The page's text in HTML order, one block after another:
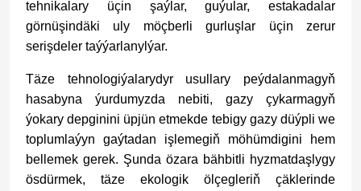
tehnikalary üçin şaýlar, guýular, estakadalar
görnüşindäki uly möçberli gurluşlar üçin zerur
serişdeler taýýarlanylýar.
Täze tehnologiýalarydyr usullary peýdalanmagyň
hasabyna ýurdumyzda nebiti, gazy çykarmagyň
ýokary depginini üpjün etmekde tebigy gazy düýpli we
toplumlaýyn gaýtadan işlemegiň möhümdigini hem
bellemek gerek. Şunda özara bähbitli hyzmatdaşlygy
ösdürmek, täze ekologik ölçegleriň çäklerinde